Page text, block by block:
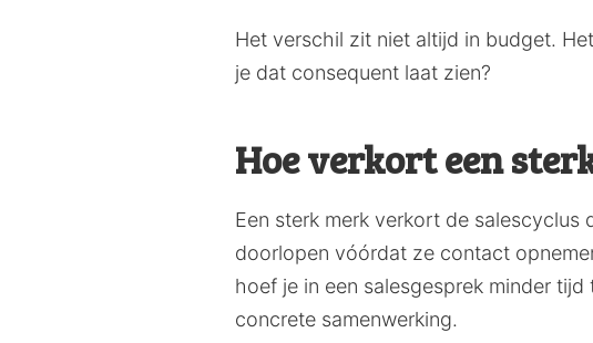
Het verschil zit niet altijd in budget.
je dat consequent laat zien?
Hoe verkort een
Een sterk merk verkort de
doorlopen vóórdat ze contact
hoef je in een salesgesprek minder
concrete samenwerking.